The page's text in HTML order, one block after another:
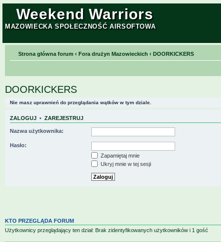
Weekend Warriors
MAZOWIECKA SPOŁECZNOŚĆ AIRSOFTOWA
Strona główna forum ‹ Fora drużyn Mazowieckich ‹ DOORKICKERS
DOORKICKERS
Nie masz uprawnień do przeglądania wątków w tym dziale.
ZALOGUJ • ZAREJESTRUJ
Nazwa użytkownika:
Hasło:
Zapamiętaj mnie
Ukryj mnie w tej sesji
KTO PRZEGLĄDA FORUM
Użytkownicy przeglądający ten dział: Brak zidentyfikowanych użytkowników i 1 gość